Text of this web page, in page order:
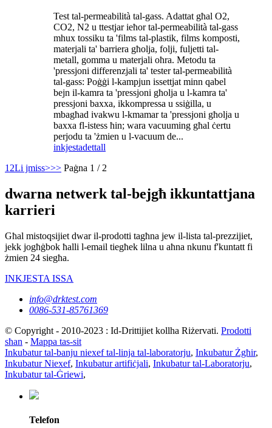
Test tal-permeabilità tal-gass. Adattat għal O2,
CO2, N2 u ttestjar ieħor tal-permeabilità tal-gass
mhux tossiku ta 'films tal-plastik, films komposti,
materjali ta' barriera għolja, folji, fuljetti tal-
metall, gomma u materjali oħra. Metodu ta
'pressjoni differenzjali ta' tester tal-permeabilità
tal-gass: Poġġi l-kampjun issettjat minn qabel
bejn il-kamra ta 'pressjoni għolja u l-kamra ta'
pressjoni baxxa, ikkompressa u ssiġilla, u
mbagħad ivakwu l-kmamar ta 'pressjoni għolja u
baxxa fl-istess ħin; wara vacuuming għal ċertu
perjodu ta 'żmien u l-vacuum de...
inkjestadettall
1 2Li jmiss>>> Paġna 1 / 2
dwarna netwerk tal-bejgħ ikkuntattjana
karrieri
Għal mistoqsijiet dwar il-prodotti tagħna jew il-lista tal-prezzijiet,
jekk jogħġbok ħalli l-email tiegħek lilna u aħna nkunu f'kuntatt fi
żmien 24 siegħa.
INKJESTA ISSA
info@drktest.com
0086-531-85761369
© Copyright - 2010-2023 : Id-Drittijiet kollha Riżervati. Prodotti
sħan - Mappa tas-sit
Inkubatur tal-banju niexef tal-linja tal-laboratorju, Inkubatur Żgħir,
Inkubatur Niexef, Inkubatur artifiċjali, Inkubatur tal-Laboratorju,
Inkubatur tal-Ġriewi,
Telefon